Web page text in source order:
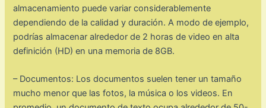
almacenamiento puede variar considerablemente
dependiendo de la calidad y duración. A modo de ejemplo,
podrías almacenar alrededor de 2 horas de video en alta
definición (HD) en una memoria de 8GB.
– Documentos: Los documentos suelen tener un tamaño
mucho menor que las fotos, la música o los videos. En